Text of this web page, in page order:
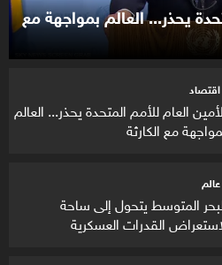
يحذر... العالم بمواجهة مع
اقتصاد
العام للأمم المتحدة يحذر... العالم
مع الكارثة
عالم
المتوسط يتحول إلى ساحة
القدرات العسكرية